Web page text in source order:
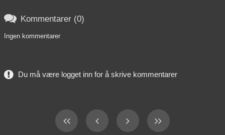
 Kommentarer (0)
Ingen kommentarer
Du må være logget inn for å skrive kommentarer